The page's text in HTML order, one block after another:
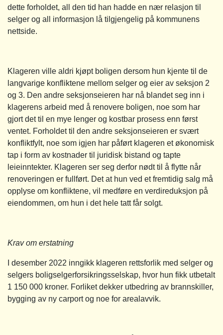
dette forholdet, all den tid han hadde en nær relasjon til
selger og all informasjon lå tilgjengelig på kommunens
nettside.
Klageren ville aldri kjøpt boligen dersom hun kjente til de
langvarige konfliktene mellom selger og eier av seksjon 2
og 3. Den andre seksjonseieren har nå blandet seg inn i
klagerens arbeid med å renovere boligen, noe som har
gjort det til en mye lenger og kostbar prosess enn først
ventet. Forholdet til den andre seksjonseieren er svært
konfliktfylt, noe som igjen har påført klageren et økonomisk
tap i form av kostnader til juridisk bistand og tapte
leieinntekter. Klageren ser seg derfor nødt til å flytte når
renoveringen er fullført. Det at hun ved et fremtidig salg må
opplyse om konfliktene, vil medføre en verdireduksjon på
eiendommen, om hun i det hele tatt får solgt.
Krav om erstatning
I desember 2022 inngikk klageren rettsforlik med selger og
selgers boligselgerforsikringsselskap, hvor hun fikk utbetalt
1 150 000 kroner. Forliket dekker utbedring av brannskiller,
bygging av ny carport og noe for arealavvik.